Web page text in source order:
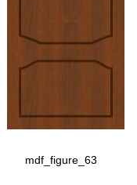
mdf_figure_63